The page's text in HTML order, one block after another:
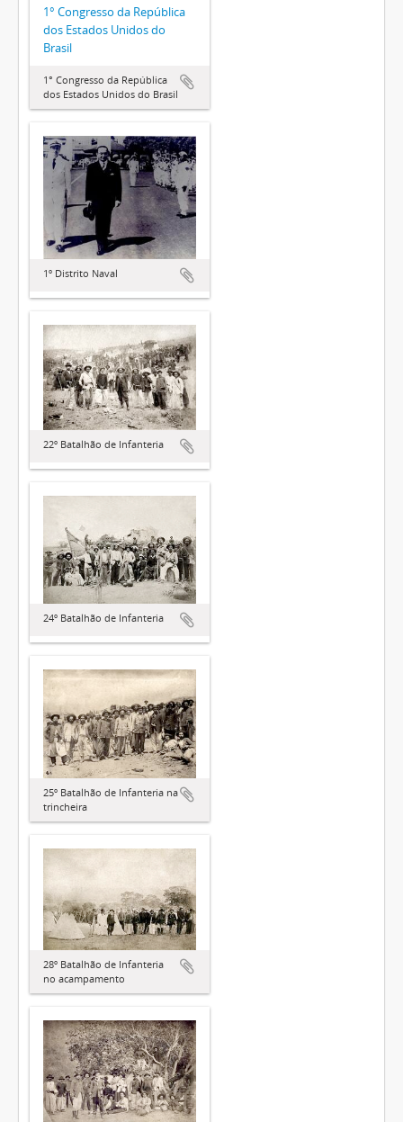
1° Congresso da República
dos Estados Unidos do
Brasil
1° Congresso da República
dos Estados Unidos do Brasil
1º Distrito Naval
22º Batalhão de Infanteria
24º Batalhão de Infanteria
25º Batalhão de Infanteria na
trincheira
28º Batalhão de Infanteria
no acampamento